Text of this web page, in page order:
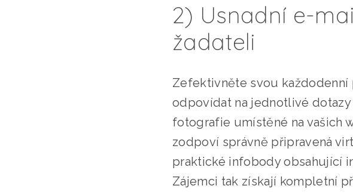
2) Usnadní e-
žadateli
Zefektivněte svou každodenní
odpovídat na jednotlivé
fotografie umístěné na vašich
zodpoví správně připravená
praktické infobody obsahující
Zájemci tak získají kompletní